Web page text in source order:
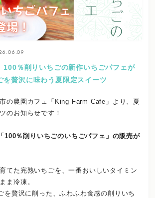
100％削りいちごの新作いちごパフェが
を贅沢に味わう夏限定スイーツ
の農園カフェ「King Farm Cafe」より、夏
のお知らせです！
100％削りいちごのいちごパフェ」の販売が
てた完熟いちごを、一番おいしいタイミン
ま冷凍。
を贅沢に削った、ふわふわ食感の削りいち